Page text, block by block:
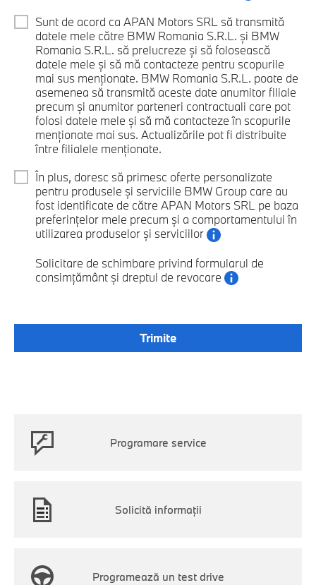
Sunt de acord ca APAN Motors SRL să transmită
datele mele către BMW Romania S.R.L. și BMW
Romania S.R.L. să prelucreze și să folosească
datele mele și să mă contacteze pentru scopurile
mai sus menționate. BMW Romania S.R.L. poate de
asemenea să transmită aceste date anumitor filiale
precum și anumitor parteneri contractuali care pot
folosi datele mele și să mă contacteze în scopurile
menționate mai sus. Actualizările pot fi distribuite
între filialele menționate.
În plus, doresc să primesc oferte personalizate
pentru produsele și serviciile BMW Group care au
fost identificate de către APAN Motors SRL pe baza
preferințelor mele precum și a comportamentului în
utilizarea produselor și serviciilor
Solicitare de schimbare privind formularul de
consimțământ și dreptul de revocare
Programare service
Solicită informații
Programează un test drive